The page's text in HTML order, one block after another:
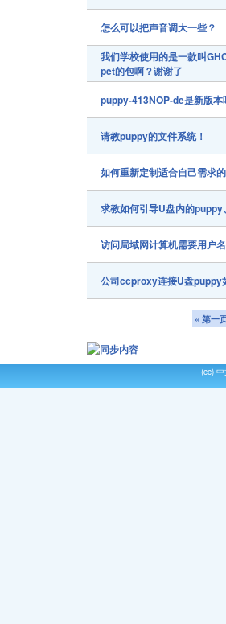
怎么可以把声音调大一些？
我们学校使用的是一款叫
pet的包啊？谢谢了
puppy-413NOP-de是新版本
请教puppy的文件系统！
如何重新定制适合自己需求
求教如何引导U盘内的
访问局域网计算机需要用户
公司ccproxy连接U盘puppy
« 第一
(cc)中